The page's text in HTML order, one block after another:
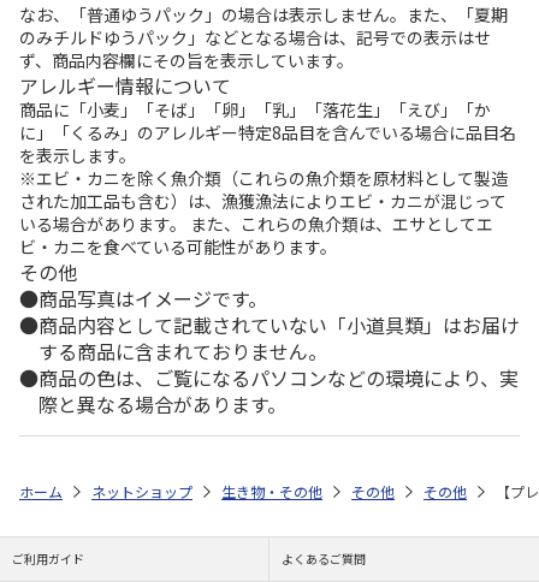
なお、「普通ゆうパック」の場合は表示しません。また、「夏期
のみチルドゆうパック」などとなる場合は、記号での表示はせ
ず、商品内容欄にその旨を表示しています。
アレルギー情報について
商品に「小麦」「そば」「卵」「乳」「落花生」「えび」「か
に」「くるみ」のアレルギー特定8品目を含んでいる場合に品目名
を表示します。
※エビ・カニを除く魚介類（これらの魚介類を原材料として製造
された加工品も含む）は、漁獲漁法によりエビ・カニが混じって
いる場合があります。 また、これらの魚介類は、エサとしてエ
ビ・カニを食べている可能性があります。
その他
商品写真はイメージです。
商品内容として記載されていない「小道具類」はお届け
する商品に含まれておりません。
商品の色は、ご覧になるパソコンなどの環境により、実
際と異なる場合があります。
ホーム ネットショップ 生き物・その他 その他 その他 【プ
ご利用ガイド よくあるご質問